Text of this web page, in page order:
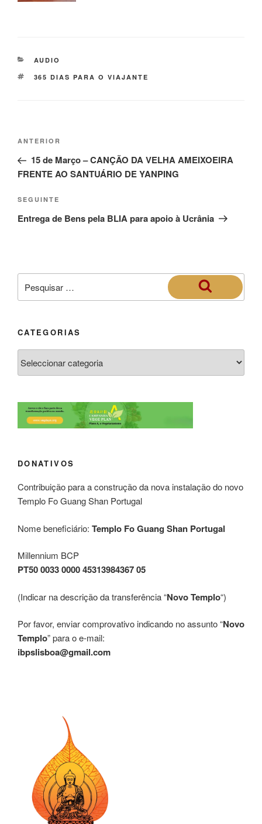
AUDIO
365 DIAS PARA O VIAJANTE
ANTERIOR
15 de Março – CANÇÃO DA VELHA AMEIXOEIRA
FRENTE AO SANTUÁRIO DE YANPING
SEGUINTE
Entrega de Bens pela BLIA para apoio à Ucrânia
CATEGORIAS
DONATIVOS
Contribuição para a construção da nova instalação do novo
Templo Fo Guang Shan Portugal
Nome beneficiário: Templo Fo Guang Shan Portugal
Millennium BCP
PT50 0033 0000 45313984367 05
(Indicar na descrição da transferência “Novo Templo“)
Por favor, enviar comprovativo indicando no assunto “Novo
Templo” para o e-mail:
ibpslisboa@gmail.com